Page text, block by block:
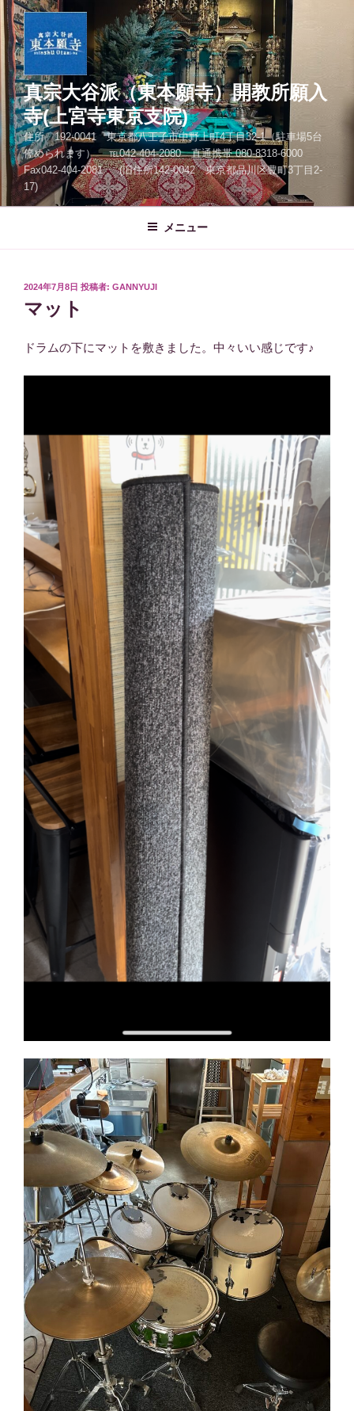
コ
ン
テ
ン
へ
ス
キ
ッ
プ
真宗大谷派（東本願寺）開教所願入
寺(上宮寺東京支院)
住所 192-0041 東京都八王子市中野上町4丁目32-1（駐車場5台
停められます） ℡042-404-2080 直通携帯 080-8318-6000
Fax042-404-2081 (旧住所142-0042 東京都品川区豊町3丁目2-
17)
メニュー
投
日:
2024年7月8日 投稿者: GANNYUJI
マット
ドラムの下にマットを敷きました。中々いい感じです♪